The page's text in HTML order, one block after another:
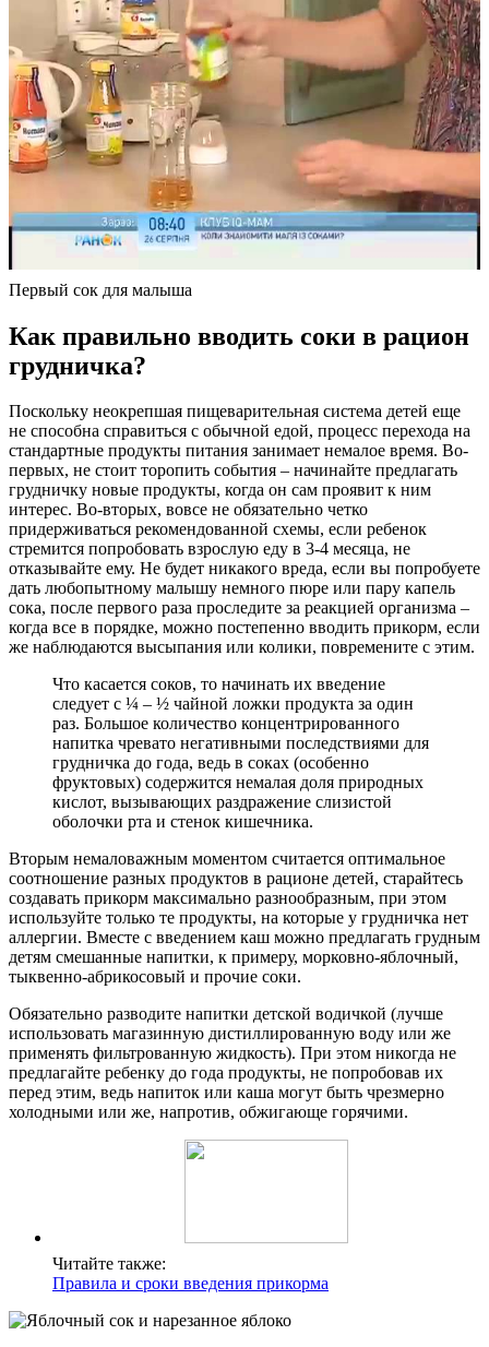
Первый сок для малыша
Как правильно вводить соки в рацион
грудничка?
Поскольку неокрепшая пищеварительная система детей еще
не способна справиться с обычной едой, процесс перехода на
стандартные продукты питания занимает немалое время. Во-
первых, не стоит торопить события – начинайте предлагать
грудничку новые продукты, когда он сам проявит к ним
интерес. Во-вторых, вовсе не обязательно четко
придерживаться рекомендованной схемы, если ребенок
стремится попробовать взрослую еду в 3-4 месяца, не
отказывайте ему. Не будет никакого вреда, если вы попробуете
дать любопытному малышу немного пюре или пару капель
сока, после первого раза проследите за реакцией организма –
когда все в порядке, можно постепенно вводить прикорм, если
же наблюдаются высыпания или колики, повремените с этим.
Что касается соков, то начинать их введение
следует с ¼ – ½ чайной ложки продукта за один
раз. Большое количество концентрированного
напитка чревато негативными последствиями для
грудничка до года, ведь в соках (особенно
фруктовых) содержится немалая доля природных
кислот, вызывающих раздражение слизистой
оболочки рта и стенок кишечника.
Вторым немаловажным моментом считается оптимальное
соотношение разных продуктов в рационе детей, старайтесь
создавать прикорм максимально разнообразным, при этом
используйте только те продукты, на которые у грудничка нет
аллергии. Вместе с введением каш можно предлагать грудным
детям смешанные напитки, к примеру, морковно-яблочный,
тыквенно-абрикосовый и прочие соки.
Обязательно разводите напитки детской водичкой (лучше
использовать магазинную дистиллированную воду или же
применять фильтрованную жидкость). При этом никогда не
предлагайте ребенку до года продукты, не попробовав их
перед этим, ведь напиток или каша могут быть чрезмерно
холодными или же, напротив, обжигающе горячими.
Читайте также:
Правила и сроки введения прикорма